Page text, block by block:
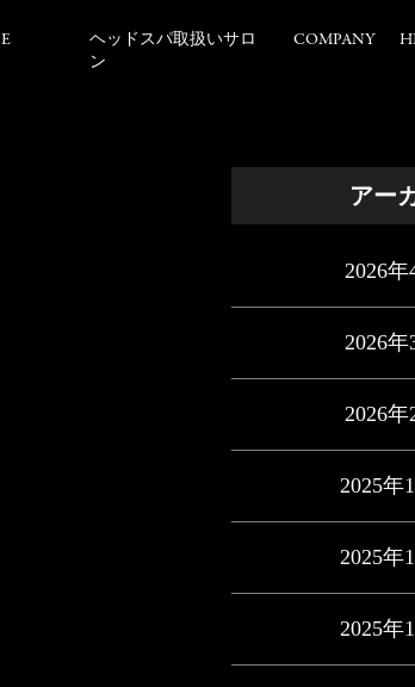
ヘッドスパ取扱いサロ
ン
COMPANY
アー
2026年
2026年
2026年
2025年
2025年
2025年